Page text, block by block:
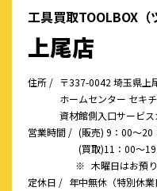
工具買取TOOLBOX（
上尾店
住所 / 〒337-0042 埼玉県上
ホームセンター セキ
資材館側入口サービ
営業時間 / (販売) 9：00～20
(買取)11：00～19
※ 木曜日はお預
定休日 / 年中無休（特別休業